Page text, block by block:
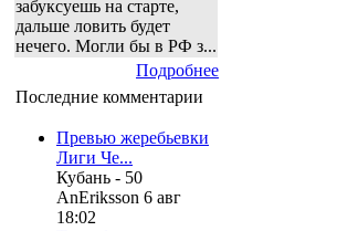
забуксуешь на старте,
дальше ловить будет
нечего. Могли бы в РФ з...
Подробнее
Последние комментарии
Превью жеребьевки
Лиги Че...
Кубань - 50
AnEriksson 6 авг
18:02